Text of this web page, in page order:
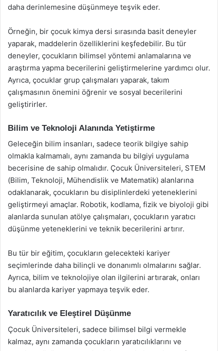
daha derinlemesine düşünmeye teşvik eder.
Örneğin, bir çocuk kimya dersi sırasında basit deneyler
yaparak, maddelerin özelliklerini keşfedebilir. Bu tür
deneyler, çocukların bilimsel yöntemi anlamalarına ve
araştırma yapma becerilerini geliştirmelerine yardımcı olur.
Ayrıca, çocuklar grup çalışmaları yaparak, takım
çalışmasının önemini öğrenir ve sosyal becerilerini
geliştirirler.
Bilim ve Teknoloji Alanında Yetiştirme
Geleceğin bilim insanları, sadece teorik bilgiye sahip
olmakla kalmamalı, aynı zamanda bu bilgiyi uygulama
becerisine de sahip olmalıdır. Çocuk Üniversiteleri, STEM
(Bilim, Teknoloji, Mühendislik ve Matematik) alanlarına
odaklanarak, çocukların bu disiplinlerdeki yeteneklerini
geliştirmeyi amaçlar. Robotik, kodlama, fizik ve biyoloji gibi
alanlarda sunulan atölye çalışmaları, çocukların yaratıcı
düşünme yeteneklerini ve teknik becerilerini artırır.
Bu tür bir eğitim, çocukların gelecekteki kariyer
seçimlerinde daha bilinçli ve donanımlı olmalarını sağlar.
Ayrıca, bilim ve teknolojiye olan ilgilerini artırarak, onları
bu alanlarda kariyer yapmaya teşvik eder.
Yaratıcılık ve Eleştirel Düşünme
Çocuk Üniversiteleri, sadece bilimsel bilgi vermekle
kalmaz, aynı zamanda çocukların yaratıcılıklarını ve